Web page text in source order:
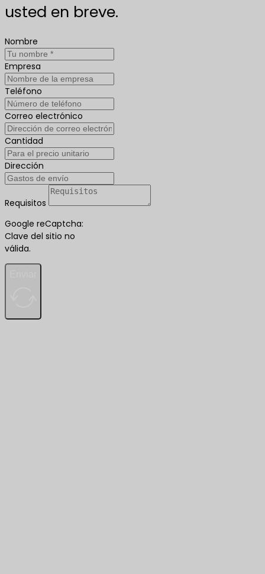
usted en breve.
Nombre
Empresa
Teléfono
Correo electrónico
Cantidad
Dirección
Requisitos
Google reCaptcha:
Clave del sitio no
válida.